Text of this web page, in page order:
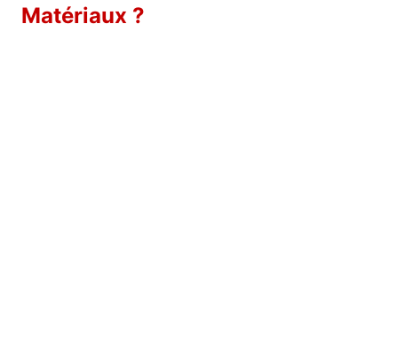
Matériaux ?